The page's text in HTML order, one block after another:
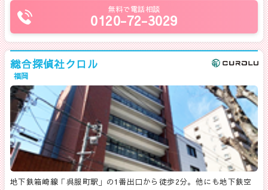
無料で電話相談
0120-72-3029
総合探偵社クロル
福岡
地下鉄箱崎線「呉服町駅」の1番出口から徒歩2分。他にも地下鉄空